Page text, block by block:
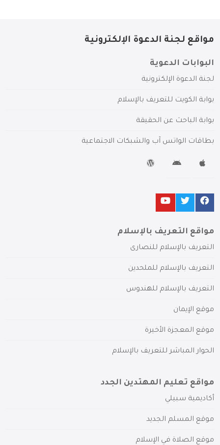
مواقع لجنة الدعوة الإلكترونية
البوابات الدعوية
لجنة الدعوة الإلكترونية
بوابة الكويت للتعريف بالإسلام
بوابة الباحث عن الحقيقة
بطاقات الواتس آب والشبكات الاجتماعية
مواقع التعريف بالإسلام
التعريف بالإسلام للنصارى
التعريف بالإسلام للملحدين
التعريف بالإسلام للهندوس
موقع الإيمان
موقع المعجزة الأخيرة
الحوار المباشر للتعريف بالإسلام
مواقع تعليم المهتدين الجدد
أكاديمية سبيلي
موقع المسلم الجديد
موقع الصلاة في الإسلام